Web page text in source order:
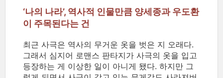
‘나의 나라’, 역사적 인물만큼 양세종과 우도환
이 주목된다는 건
최근 사극은 역사의 무거운 옷을 벗은 지 오래다.
그래서 심지어 로맨스 판타지가 사극의 옷을 입고
등장하는 게 이상한 일이 아니게 됐다. 하지만 그